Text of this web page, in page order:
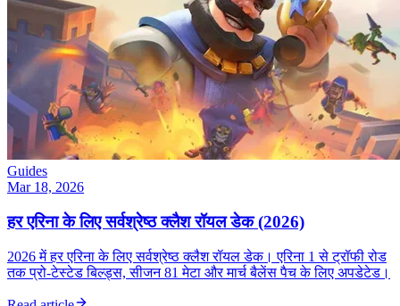
Guides
Mar 18, 2026
हर एरिना के लिए सर्वश्रेष्ठ क्लैश रॉयल डेक (2026)
2026 में हर एरिना के लिए सर्वश्रेष्ठ क्लैश रॉयल डेक। एरिना 1 से ट्रॉफी रोड
तक प्रो-टेस्टेड बिल्ड्स, सीजन 81 मेटा और मार्च बैलेंस पैच के लिए अपडेटेड।